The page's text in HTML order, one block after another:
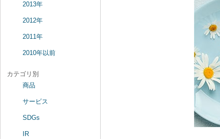
2013年
2012年
2011年
2010年以前
カテゴリ別
商品
サービス
SDGs
IR